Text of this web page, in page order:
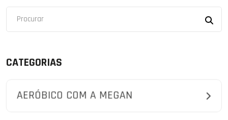
CATEGORIAS
AERÓBICO COM A MEGAN